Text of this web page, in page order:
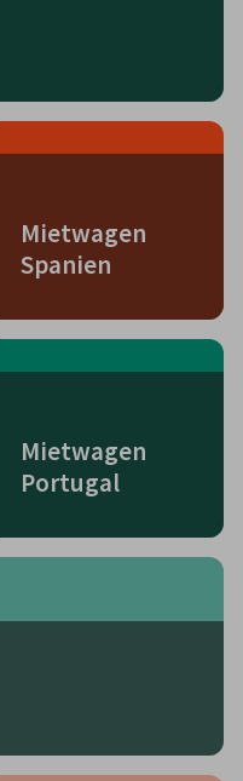
Mietwagen
Spanien
Mietwagen
Portugal